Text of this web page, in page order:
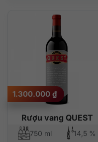
Rượu vang QUEST
1.300.000 ₫
750 ml 14,5 %